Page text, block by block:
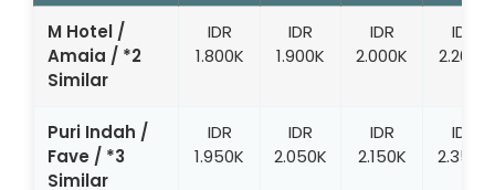
M Hotel /
Amaia / *2
Similar
IDR
1.800K
IDR
1.900K
IDR
2.000K
IDR
2.200K
Puri Indah /
Fave / *3
Similar
IDR
1.950K
IDR
2.050K
IDR
2.150K
IDR
2.350K